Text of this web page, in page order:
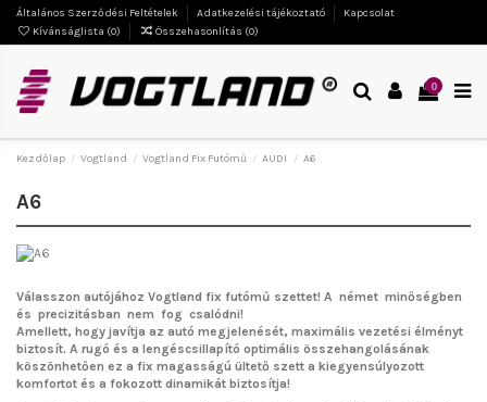
Általános Szerződési Feltételek Adatkezelési tájékoztató
Kapcsolat
Kívánságlista (0) Összehasonlítás (0)
0
Kezdőlap Vogtland Vogtland Fix Futómű AUDI A6
A6
Válasszon autójához Vogtland fix futómű szettet! A német minőségben
és precizitásban nem fog csalódni!
Amellett, hogy javítja az autó megjelenését, maximális vezetési élményt
biztosít. A rugó és a lengéscsillapító optimális összehangolásának
köszönhetően ez a fix magasságú ültető szett a kiegyensúlyozott
komfortot és a fokozott dinamikát biztosítja!